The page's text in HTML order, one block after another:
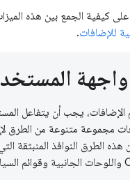
كيفية الجمع بين هذه
للإضافات.
يجب أن يتفاعل
مجموعة متنوعة من الطرق
الطرق النوافذ المنبثقة